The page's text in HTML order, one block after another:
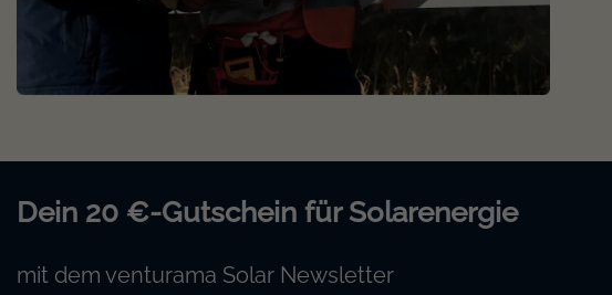
Dein 20 €-Gutschein für Solarenergie
mit dem venturama Solar Newsletter